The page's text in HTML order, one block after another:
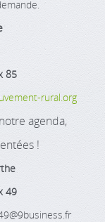
85
rural.org
agenda,
!
49